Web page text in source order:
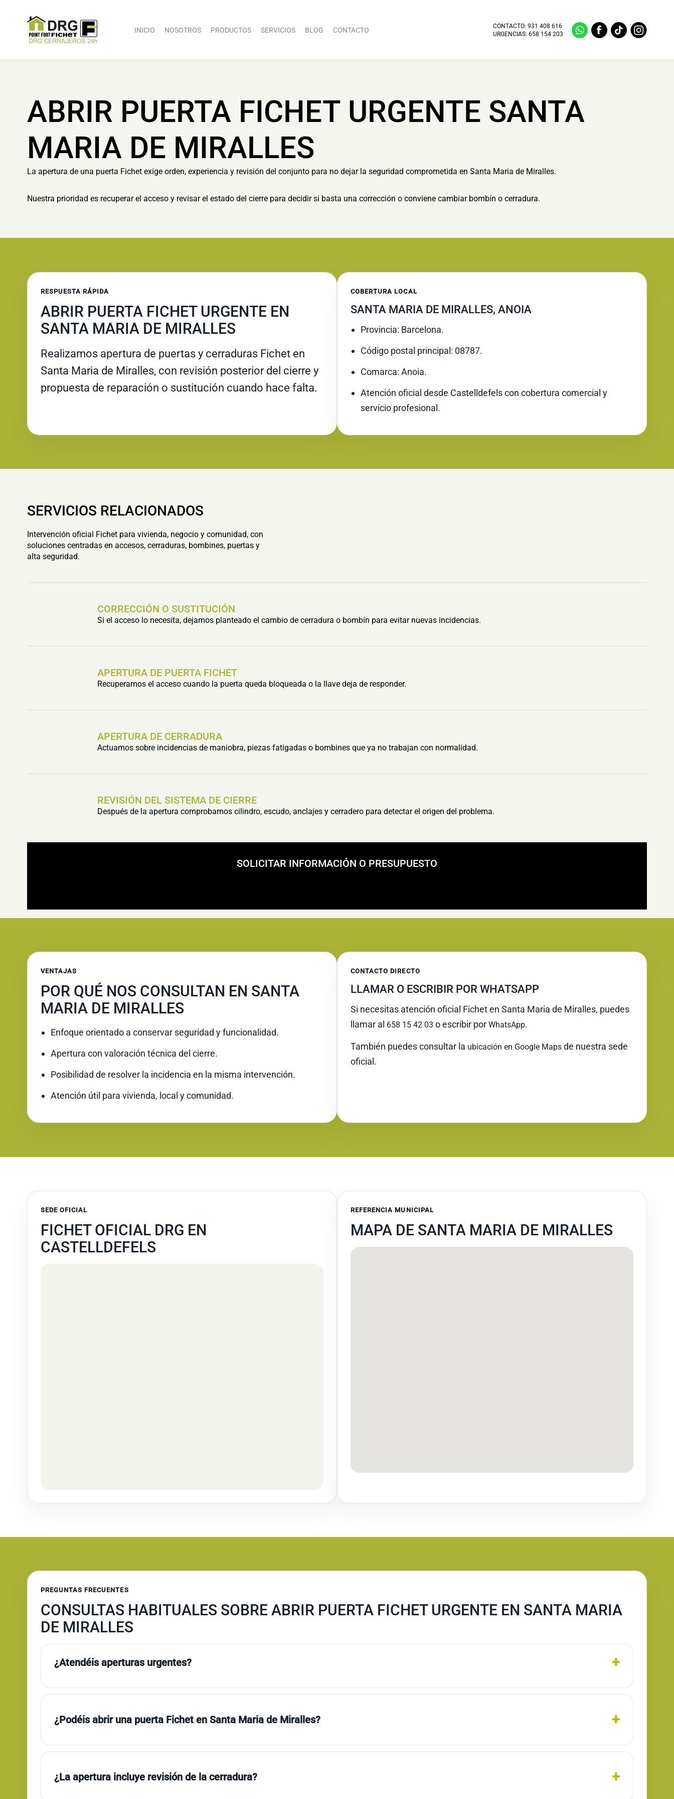
INICIO NOSOTROS PRODUCTOS SERVICIOS BLOG CONTACTO
CONTACTO:931 408 616
URGENCIAS:658 154 203
ABRIR PUERTA FICHET URGENTE SANTA
MARIA DE MIRALLES
La apertura de una puerta Fichet exige orden, experiencia y revisión del conjunto para no dejar la seguridad comprometida en Santa Maria de Miralles.
Nuestra prioridad es recuperar el acceso y revisar el estado del cierre para decidir si basta una corrección o conviene cambiar bombín o cerradura.
RESPUESTA RÁPIDA
ABRIR PUERTA FICHET URGENTE EN
SANTA MARIA DE MIRALLES
Realizamos apertura de puertas y cerraduras Fichet en
Santa Maria de Miralles, con revisión posterior del cierre y
propuesta de reparación o sustitución cuando hace falta.
COBERTURA LOCAL
SANTA MARIA DE MIRALLES, ANOIA
Provincia: Barcelona.
Código postal principal: 08787.
Comarca: Anoia.
Atención oficial desde Castelldefels con cobertura comercial y
servicio profesional.
SERVICIOS RELACIONADOS
Intervención oficial Fichet para vivienda, negocio y comunidad, con
soluciones centradas en accesos, cerraduras, bombines, puertas y
alta seguridad.
CORRECCIÓN O SUSTITUCIÓN
Si el acceso lo necesita, dejamos planteado el cambio de cerradura o bombín para evitar nuevas incidencias.
APERTURA DE PUERTA FICHET
Recuperamos el acceso cuando la puerta queda bloqueada o la llave deja de responder.
APERTURA DE CERRADURA
Actuamos sobre incidencias de maniobra, piezas fatigadas o bombines que ya no trabajan con normalidad.
REVISIÓN DEL SISTEMA DE CIERRE
Después de la apertura comprobamos cilindro, escudo, anclajes y cerradero para detectar el origen del problema.
SOLICITAR INFORMACIÓN O PRESUPUESTO
VENTAJAS
POR QUÉ NOS CONSULTAN EN SANTA
MARIA DE MIRALLES
Enfoque orientado a conservar seguridad y funcionalidad.
Apertura con valoración técnica del cierre.
Posibilidad de resolver la incidencia en la misma intervención.
Atención útil para vivienda, local y comunidad.
CONTACTO DIRECTO
LLAMAR O ESCRIBIR POR WHATSAPP
Si necesitas atención oficial Fichet en Santa Maria de Miralles, puedes
llamar al 658 15 42 03 o escribir por WhatsApp.
También puedes consultar la ubicación en Google Maps de nuestra sede
oficial.
SEDE OFICIAL
FICHET OFICIAL DRG EN
CASTELLDEFELS
REFERENCIA MUNICIPAL
MAPA DE SANTA MARIA DE MIRALLES
PREGUNTAS FRECUENTES
CONSULTAS HABITUALES SOBRE ABRIR PUERTA FICHET URGENTE EN SANTA MARIA
DE MIRALLES
¿Atendéis aperturas urgentes?
¿Podéis abrir una puerta Fichet en Santa Maria de Miralles?
¿La apertura incluye revisión de la cerradura?